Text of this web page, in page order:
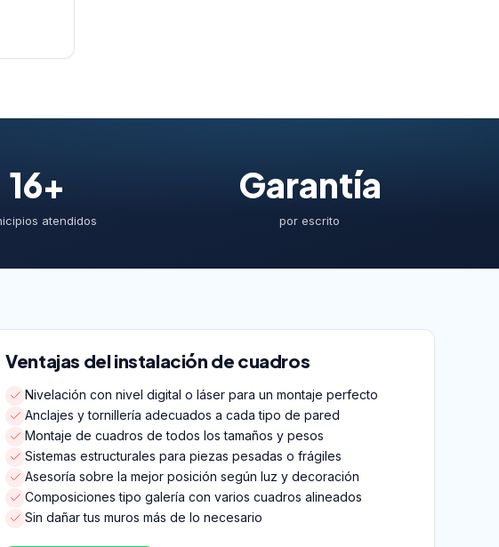
16+
atendidos
Garantía
por escrito
Ventajas del instalación de cuadros
Nivelación con nivel digital o láser para un montaje perfecto
Anclajes y tornillería adecuados a cada tipo de pared
Montaje de cuadros de todos los tamaños y pesos
Sistemas estructurales para piezas pesadas o frágiles
Asesoría sobre la mejor posición según luz y decoración
Composiciones tipo galería con varios cuadros alineados
Sin dañar tus muros más de lo necesario